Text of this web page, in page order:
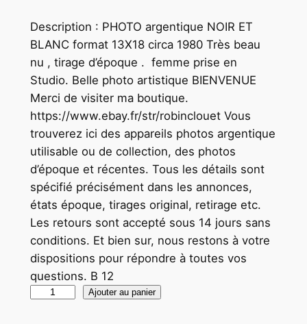
Description : PHOTO argentique NOIR ET
BLANC format 13X18 circa 1980 Très beau
nu , tirage d’époque . femme prise en
Studio. Belle photo artistique BIENVENUE
Merci de visiter ma boutique.
https://www.ebay.fr/str/robinclouet Vous
trouverez ici des appareils photos argentique
utilisable ou de collection, des photos
d’époque et récentes. Tous les détails sont
spécifié précisément dans les annonces,
états époque, tirages original, retirage etc.
Les retours sont accepté sous 14 jours sans
conditions. Et bien sur, nous restons à votre
dispositions pour répondre à toutes vos
questions. B 12
Ajouter au panier